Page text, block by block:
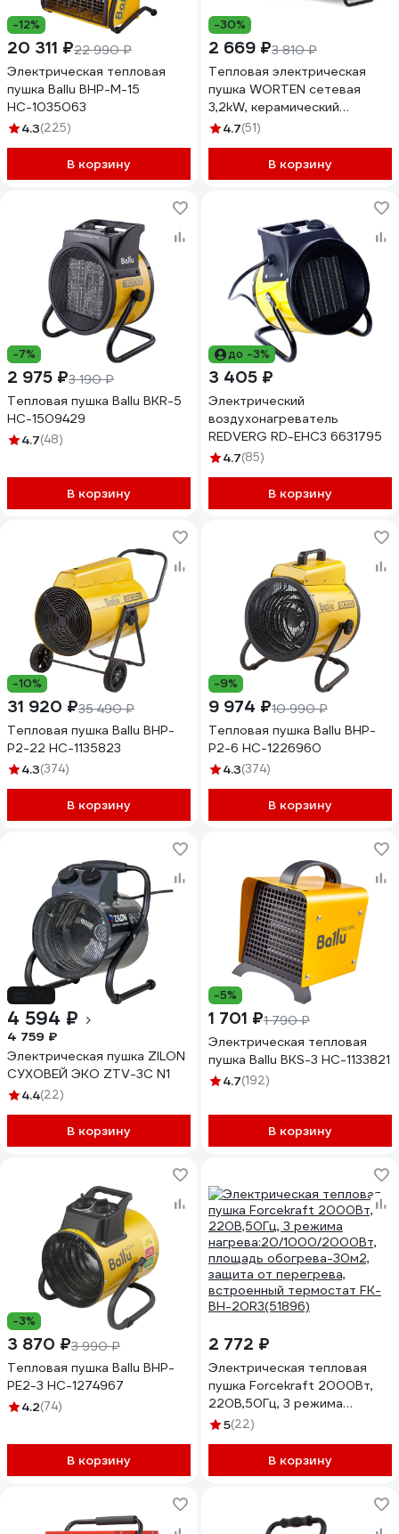
-12%
20 311 ₽22 990 ₽
Электрическая тепловая
пушка Ballu BHP-M-15
НС-1035063
4.3(225)
В корзину
-30%
2 669 ₽3 810 ₽
Тепловая электрическая
пушка WORTEN сетевая
3,2kW, керамический
нагревательный элемент
4.7(51)
В корзину
-7%
2 975 ₽3 190 ₽
Тепловая пушка Ballu BKR-5
НС-1509429
4.7(48)
В корзину
до -3%
3 405 ₽
Электрический
воздухонагреватель
REDVERG RD-EHC3 6631795
4.7(85)
В корзину
-10%
31 920 ₽35 490 ₽
Тепловая пушка Ballu BHP-
P2-22 НС-1135823
4.3(374)
В корзину
-9%
9 974 ₽10 990 ₽
Тепловая пушка Ballu BHP-
P2-6 НС-1226960
4.3(374)
В корзину
4 594 ₽
4 759 ₽
Электрическая пушка ZILON
СУХОВЕЙ ЭКО ZTV-3С N1
4.4(22)
В корзину
-5%
1 701 ₽1 790 ₽
Электрическая тепловая
пушка Ballu BKS-3 НС-1133821
4.7(192)
В корзину
-3%
3 870 ₽3 990 ₽
Тепловая пушка Ballu BHP-
PE2-3 НС-1274967
4.2(74)
В корзину
2 772 ₽
Электрическая тепловая
пушка Forcekraft 2000Вт,
220В,50Гц, 3 режима
нагрева:20/1000/2000Вт,
защита от перегрева,
встроенный термостат FK-
5(22)
В корзину